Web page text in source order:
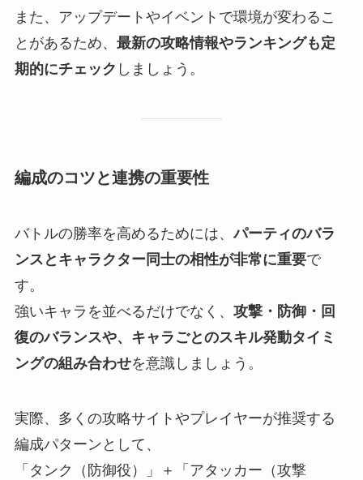
また、アップデートやイベントで環境が変わるこ
とがあるため、 最新の攻略情報やランキングも定
期的にチェック しましょう。
編成のコツと連携の重要性
バトルの勝率を高めるためには、パーティのバラ
ンスとキャラクター同士の相性が非常に重要で
す。
強いキャラを並べるだけでなく、 攻撃・防御・回
復のバランスや、キャラごとのスキル発動タイミ
ングの組み合わせを意識しましょう。
実際、多くの攻略サイトやプレイヤーが推奨する
編成パターンとして、
「タンク（防御役）」＋「アタッカー（攻撃